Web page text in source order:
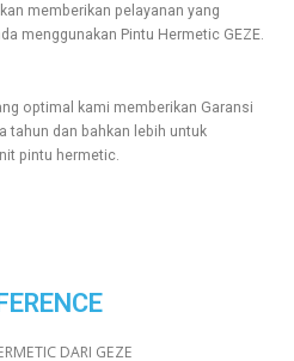
memberikan pelayanan yang
menggunakan Pintu Hermetic GEZE.
optimal kami memberikan Garansi
tahun dan bahkan lebih untuk
pintu hermetic.